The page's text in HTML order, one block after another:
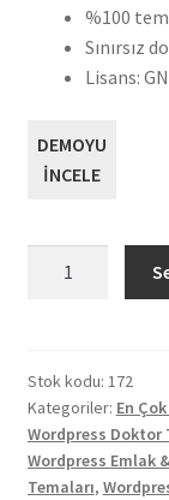
%100
Sınırsız
Lisans:
DEMOYU
İNCELE
Tema
Satın
Al
adet
Stok kodu: 172
Kategoriler: En
Wordpress Doktor
Wordpress Emlak
Temaları,